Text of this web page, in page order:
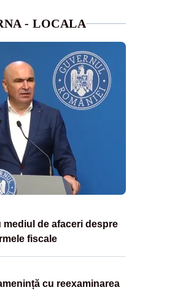
- LOCALA
mediul de afaceri despre
fiscale
cu reexaminarea